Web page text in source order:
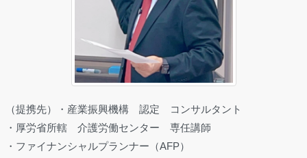
（提携先）・産業振興機構 認定 コンサルタント
・厚労省所轄 介護労働センター 専任講師
・ファイナンシャルプランナー（AFP）